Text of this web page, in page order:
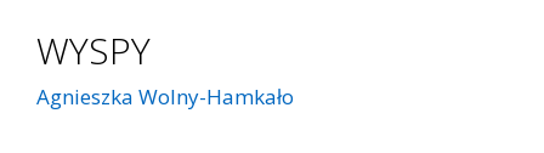
WYSPY
Agnieszka Wolny-Hamkało